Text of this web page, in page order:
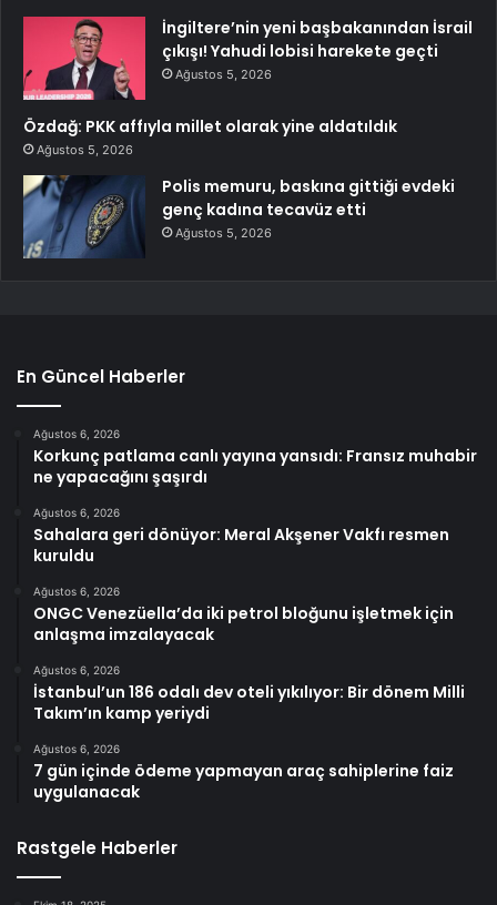
İngiltere’nin yeni başbakanından İsrail
çıkışı! Yahudi lobisi harekete geçti
Ağustos 5, 2026
Özdağ: PKK affıyla millet olarak yine aldatıldık
Ağustos 5, 2026
Polis memuru, baskına gittiği evdeki
genç kadına tecavüz etti
Ağustos 5, 2026
En Güncel Haberler
Ağustos 6, 2026
Korkunç patlama canlı yayına yansıdı: Fransız muhabir
ne yapacağını şaşırdı
Ağustos 6, 2026
Sahalara geri dönüyor: Meral Akşener Vakfı resmen
kuruldu
Ağustos 6, 2026
ONGC Venezüella’da iki petrol bloğunu işletmek için
anlaşma imzalayacak
Ağustos 6, 2026
İstanbul’un 186 odalı dev oteli yıkılıyor: Bir dönem Milli
Takım’ın kamp yeriydi
Ağustos 6, 2026
7 gün içinde ödeme yapmayan araç sahiplerine faiz
uygulanacak
Rastgele Haberler